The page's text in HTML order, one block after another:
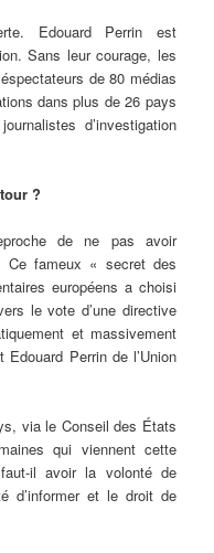
Edouard Perrin est
Sans leur courage, les
de 80 médias
dans plus de 26 pays
d’investigation
?
de ne pas avoir
fameux « secret des
européens a choisi
le vote d’une directive
et massivement
Perrin de l’Union
via le Conseil des États
qui viennent cette
il avoir la volonté de
d’informer et le droit de